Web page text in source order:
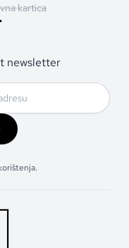
kartica
newsletter